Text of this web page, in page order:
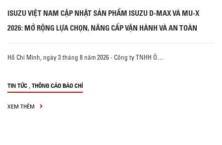
ISUZU VIỆT NAM CẬP NHẬT SẢN PHẨM ISUZU D-MAX VÀ MU-X
2026: MỞ RỘNG LỰA CHỌN, NÂNG CẤP VẬN HÀNH VÀ AN TOÀN
Hồ Chí Minh, ngày 3 tháng 8 năm 2026 - Công ty TNHH Ô…
TIN TỨC , THÔNG CÁO BÁO CHÍ
XEM THÊM